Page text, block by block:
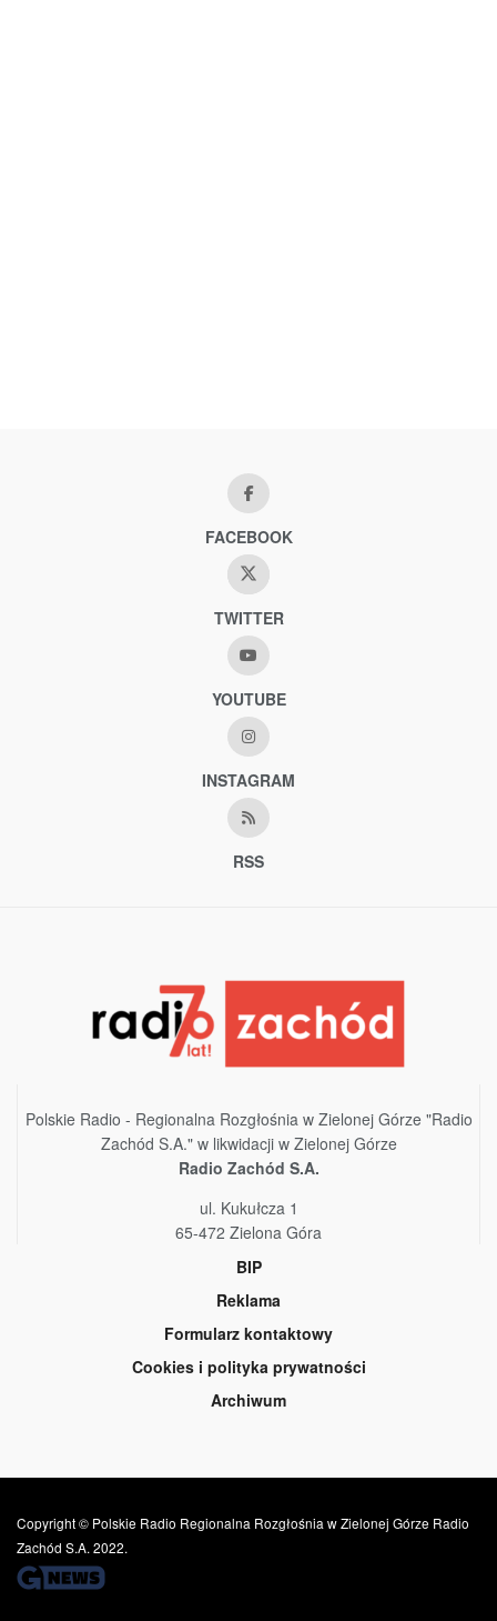
FACEBOOK
TWITTER
YOUTUBE
INSTAGRAM
RSS
Polskie Radio - Regionalna Rozgłośnia w Zielonej Górze "Radio
Zachód S.A." w likwidacji w Zielonej Górze
Radio Zachód S.A.
ul. Kukułcza 1
65-472 Zielona Góra
BIP
Reklama
Formularz kontaktowy
Cookies i polityka prywatności
Archiwum
Copyright © Polskie Radio Regionalna Rozgłośnia w Zielonej Górze Radio
Zachód S.A. 2022.